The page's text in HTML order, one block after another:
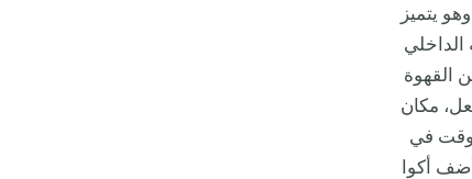
يتميز
القهوة
مكان
في
أكوا